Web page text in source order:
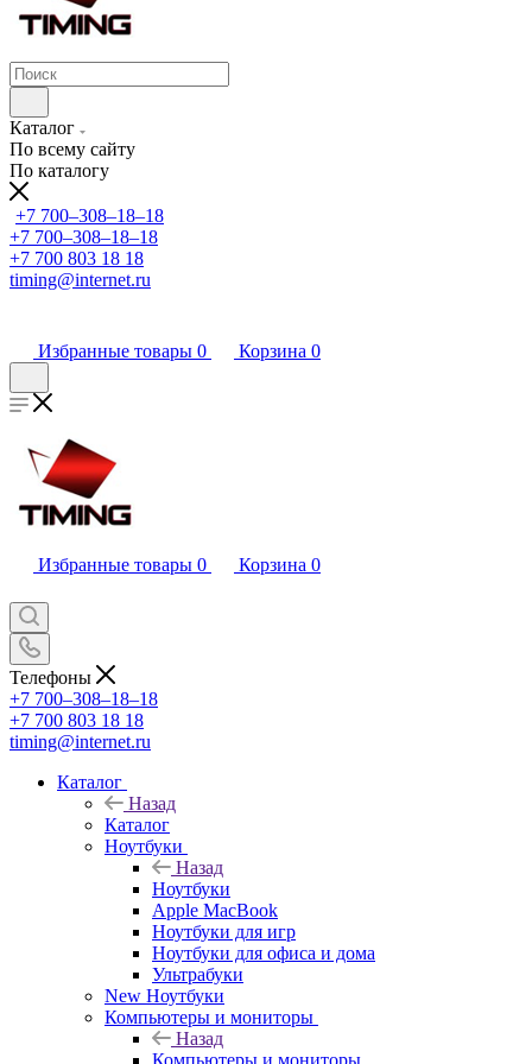
Каталог
По всему сайту
По каталогу
+7 700‒308‒18‒18
+7 700‒308‒18‒18
+7 700 803 18 18
timing@internet.ru
Избранные товары 0 Корзина 0
Избранные товары 0 Корзина 0
Телефоны
+7 700‒308‒18‒18
+7 700 803 18 18
timing@internet.ru
Каталог
Назад
Каталог
Ноутбуки
Назад
Ноутбуки
Apple MacBook
Ноутбуки для игр
Ноутбуки для офиса и дома
Ультрабуки
New Ноутбуки
Компьютеры и мониторы
Назад
Компьютеры и мониторы